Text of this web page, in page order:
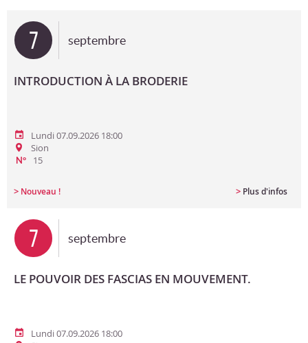
7 septembre
INTRODUCTION À LA BRODERIE
Lundi 07.09.2026 18:00
Sion
N° 15
> Nouveau ! > Plus d'infos
7 septembre
LE POUVOIR DES FASCIAS EN MOUVEMENT.
Lundi 07.09.2026 18:00